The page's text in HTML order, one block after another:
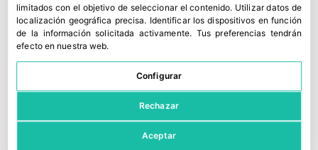
limitados con el objetivo de seleccionar el contenido. Utilizar datos de
localización geográfica precisa. Identificar los dispositivos en función
de la información solicitada activamente. Tus preferencias tendrán
efecto en nuestra web.
Configurar
Rechazar
Aceptar